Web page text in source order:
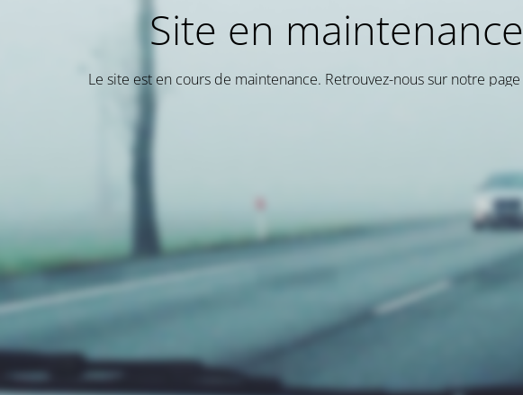
Site en maintenance
Le site est en cours de maintenance. Retrouvez-nous sur notre page